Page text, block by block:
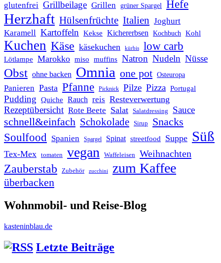
glutenfrei Grillbeilage Grillen grüner Spargel Hefe
Herzhaft Hülsenfrüchte Italien Joghurt
Karamell Kartoffeln Kekse Kichererbsen Kochbuch Kohl
Kuchen Käse käsekuchen kürbis low carb
Lötlampe Marokko miso muffins Natron Nudeln Nüsse
Obst ohne backen Omnia one pot Osteuropa
Panieren Pasta Pfanne Picknick Pilze Pizza Portugal
Pudding Quiche Rauch reis Resteverwertung
Rezeptübersicht Rote Beete Salat Salatdressing Sauce
schnell&einfach Schokolade Sirup Snacks
Soulfood Spanien Spargel Spinat streetfood Suppe Süß
Tex-Mex tomaten vegan Waffeleisen Weihnachten
Zauberstab Zubehör zucchini zum Kaffee
überbacken
Wohnmobil- und Reise-Blog
kasteninblau.de
Letzte Beiträge